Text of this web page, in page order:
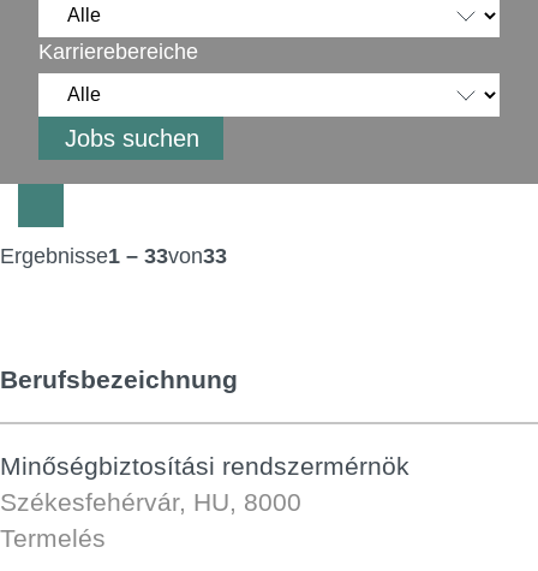
Karrierebereiche
Ergebnisse1 – 33von33
Berufsbezeichnung
Minőségbiztosítási rendszermérnök
Székesfehérvár, HU, 8000
Termelés